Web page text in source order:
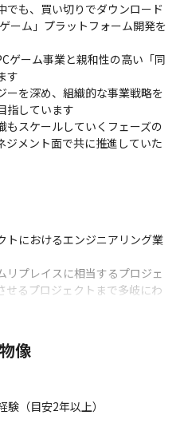
でも、買い切りでダウンロード
ーム」プラットフォーム開発を
ゲーム事業と親和性の⾼い「同
す
ーを深め、組織的な事業戦略を
指しています
もスケールしていくフェーズの
ジメント⾯で共に推進していた
トにおけるエンジニアリング業
リプレイスに相当するプロジェ
せるプロジェクトまで多岐にわ
性の向上を⽬的とした改善を
ど、短いサイクルでスプリント
像
（⽬安2年以上）